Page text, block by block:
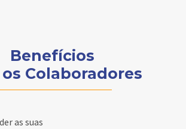
Benefícios
Colaboradores
as suas